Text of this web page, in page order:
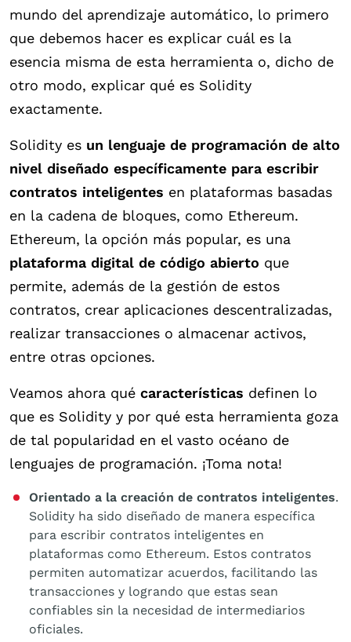
mundo del aprendizaje automático, lo primero
que debemos hacer es explicar cuál es la
esencia misma de esta herramienta o, dicho de
otro modo, explicar qué es Solidity
exactamente.
Solidity es un lenguaje de programación de alto
nivel diseñado específicamente para escribir
contratos inteligentes en plataformas basadas
en la cadena de bloques, como Ethereum.
Ethereum, la opción más popular, es una
plataforma digital de código abierto que
permite, además de la gestión de estos
contratos, crear aplicaciones descentralizadas,
realizar transacciones o almacenar activos,
entre otras opciones.
Veamos ahora qué características definen lo
que es Solidity y por qué esta herramienta goza
de tal popularidad en el vasto océano de
lenguajes de programación. ¡Toma nota!
Orientado a la creación de contratos inteligentes.
Solidity ha sido diseñado de manera específica
para escribir contratos inteligentes en
plataformas como Ethereum. Estos contratos
permiten automatizar acuerdos, facilitando las
transacciones y logrando que estas sean
confiables sin la necesidad de intermediarios
oficiales.